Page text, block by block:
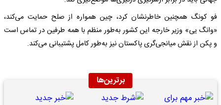
فو کونگ همچنین خاطرنشان کرد، چین همواره از صلح حمایت می‌کند،
«وانگ یی» وزیر خارجه این کشور به‌طور منظم با همه طرفین در تماس است
و پکن از نقش میانجی‌گری پاکستان نیز به‌طور کامل پشتیبانی می‌کند.
برترین‌ها